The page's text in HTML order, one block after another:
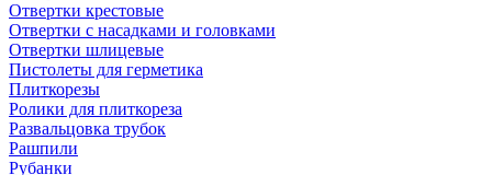
Отвертки крестовые
Отвертки с насадками и головками
Отвертки шлицевые
Пистолеты для герметика
Плиткорезы
Ролики для плиткореза
Развальцовка трубок
Рашпили
Рубанки